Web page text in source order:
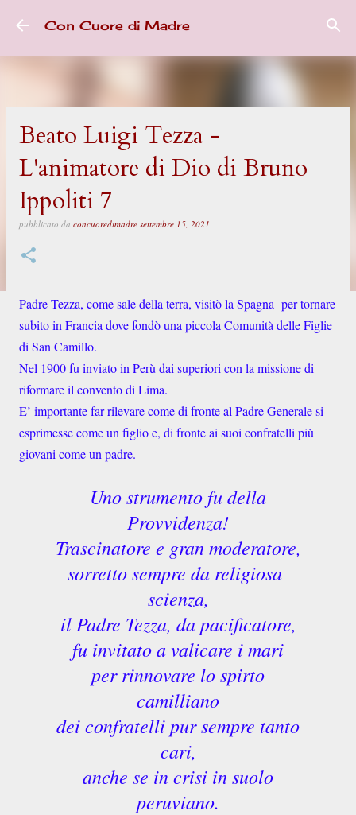
Passa ai contenuti principali
Con Cuore di Madre
Beato Luigi Tezza -
L'animatore di Dio di Bruno
Ippoliti 7
pubblicato da concuoredimadre settembre 15, 2021
Padre Tezza, come sale della terra, visitò la Spagna per tornare
subito in Francia dove fondò una piccola Comunità delle Figlie
di San Camillo.
Nel 1900 fu inviato in Perù dai superiori con la missione di
riformare il convento di Lima.
E’ importante far rilevare come di fronte al Padre Generale si
esprimesse come un figlio e, di fronte ai suoi confratelli più
giovani come un padre.
Uno strumento fu della
Provvidenza!
Trascinatore e gran moderatore,
sorretto sempre da religiosa
scienza,
il Padre Tezza, da pacificatore,
fu invitato a valicare i mari
per rinnovare lo spirto
camilliano
dei confratelli pur sempre tanto
cari,
anche se in crisi in suolo
peruviano.